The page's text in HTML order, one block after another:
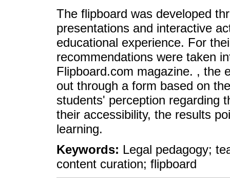
The flipboard was developed
presentations and interactive
educational experience. For
recommendations were taken
Flipboard.com magazine. , the
out through a form based on
students' perception regarding
their accessibility, the results
learning.
Keywords: Legal pedagogy;
content curation; flipboard